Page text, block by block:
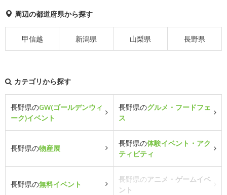
周辺の都道府県から探す
甲信越 新潟県 山梨県 長野県
カテゴリから探す
長野県のGW(ゴールデンウィ
ーク)イベント
長野県のグルメ・フードフェ
ス
長野県の物産展
長野県の体験イベント・アク
ティビティ
長野県の無料イベント
長野県のアニメ・ゲームイベ
ント